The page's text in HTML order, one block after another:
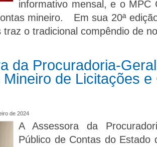
informativo mensal, e o MPC
mineiro. Em sua 20ª
traz o tradicional compêndio de
da Procuradoria-
Mineiro de Licitações
de 2024
A Assessora da
Público de Contas do Estado